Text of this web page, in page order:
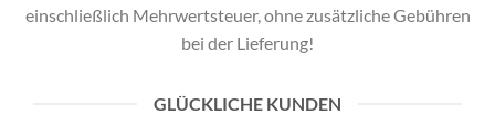
einschließlich Mehrwertsteuer, ohne zusätzliche Gebühren
bei der Lieferung!
GLÜCKLICHE KUNDEN